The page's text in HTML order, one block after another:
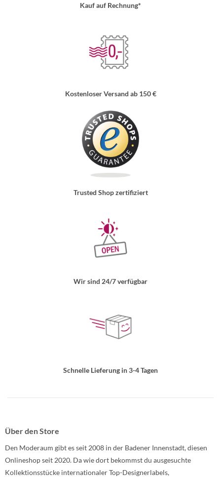
Kauf auf Rechnung*
Kostenloser Versand ab 150 €
Trusted Shop zertifiziert
Wir sind 24/7 verfügbar
Schnelle Lieferung in 3-4 Tagen
Über den Store
Den Moderaum gibt es seit 2008 in der Badener Innenstadt, diesen
Onlineshop seit 2020. Da wie dort bekommst du ausgesuchte
Kollektionsstücke internationaler Top-Designerlabels,